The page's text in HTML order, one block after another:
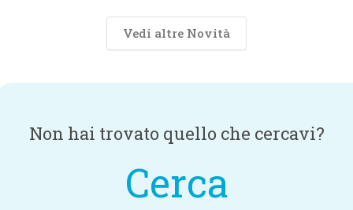
Vedi altre Novità
Non hai trovato quello che cercavi?
Cerca